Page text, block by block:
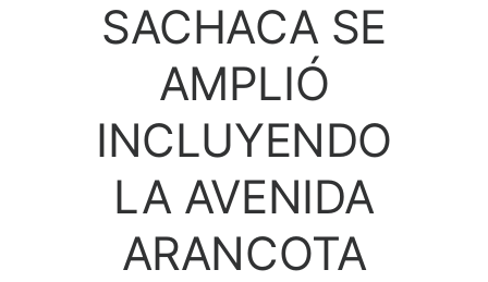
SACHACA SE
AMPLIÓ
INCLUYENDO
LA AVENIDA
ARANCOTA